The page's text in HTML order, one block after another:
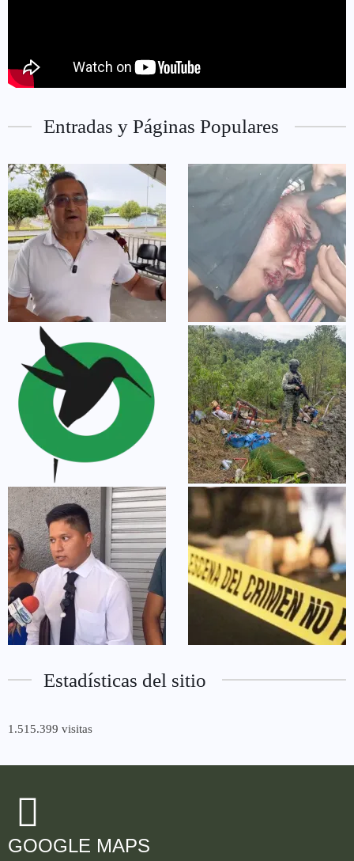
Entradas y Páginas Populares
Estadísticas del sitio
1.515.399 visitas
GOOGLE MAPS